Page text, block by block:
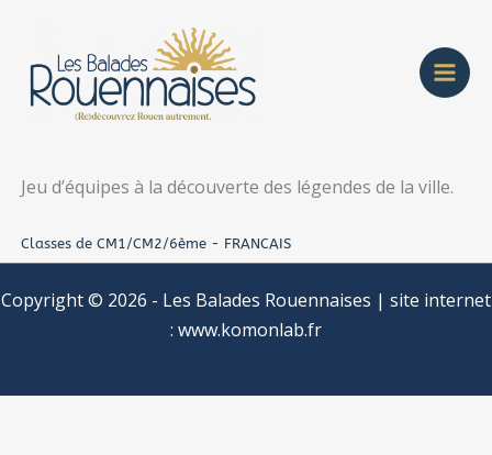
contenu
Jeu d’équipes à la découverte des légendes de la ville.
Classes de CM1/CM2/6ème - FRANCAIS
Copyright © 2026 - Les Balades Rouennaises | site internet
: www.komonlab.fr